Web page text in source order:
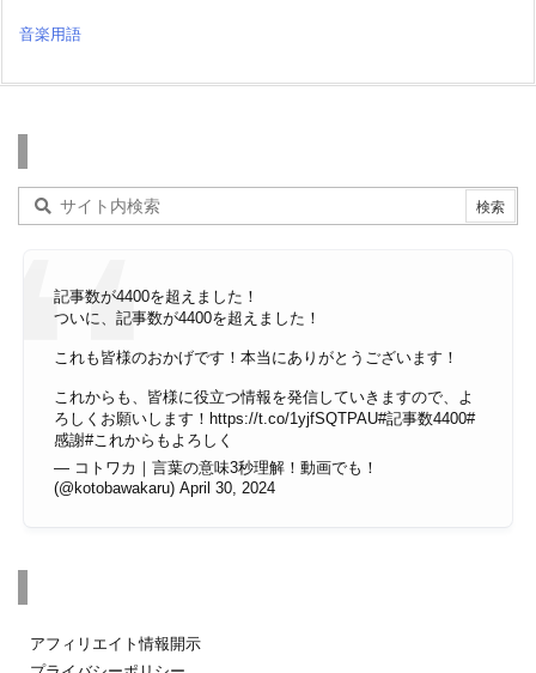
音楽用語
記事数が4400を超えました！
ついに、記事数が4400を超えました！
これも皆様のおかげです！本当にありがとうございます！
これからも、皆様に役立つ情報を発信していきますので、よ
ろしくお願いします！ https://t.co/1yjfSQTPAU#記事数4400#
感謝#これからもよろしく
— コトワカ｜言葉の意味3秒理解！動画でも！
(@kotobawakaru) April 30, 2024
アフィリエイト情報開示